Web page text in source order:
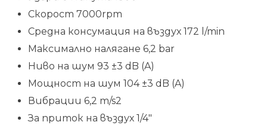
Скорост 7000rpm
Средна консумация на въздух 172 l/min
Максимално налягане 6,2 bar
Ниво на шум 93 ±3 dB (A)
Мощност на шум 104 ±3 dB (A)
Вибрации 6,2 m/s2
За приток на въздух 1/4″